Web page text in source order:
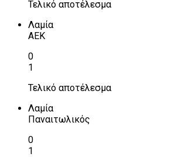
Τελικό αποτέλεσμα
Λαμία
ΑΕΚ
0
1
Τελικό αποτέλεσμα
Λαμία
Παναιτωλικός
0
1